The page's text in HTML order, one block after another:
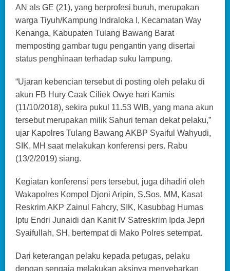
AN als GE (21), yang berprofesi buruh, merupakan
warga Tiyuh/Kampung Indraloka I, Kecamatan Way
Kenanga, Kabupaten Tulang Bawang Barat
memposting gambar tugu pengantin yang disertai
status penghinaan terhadap suku lampung.
“Ujaran kebencian tersebut di posting oleh pelaku di
akun FB Hury Caak Ciliek Owye hari Kamis
(11/10/2018), sekira pukul 11.53 WIB, yang mana akun
tersebut merupakan milik Sahuri teman dekat pelaku,”
ujar Kapolres Tulang Bawang AKBP Syaiful Wahyudi,
SIK, MH saat melakukan konferensi pers. Rabu
(13/2/2019) siang.
Kegiatan konferensi pers tersebut, juga dihadiri oleh
Wakapolres Kompol Djoni Aripin, S.Sos, MM, Kasat
Reskrim AKP Zainul Fahcry, SIK, Kasubbag Humas
Iptu Endri Junaidi dan Kanit IV Satreskrim Ipda Jepri
Syaifullah, SH, bertempat di Mako Polres setempat.
Dari keterangan pelaku kepada petugas, pelaku
dengan sengaja melakukan aksinya menyebarkan